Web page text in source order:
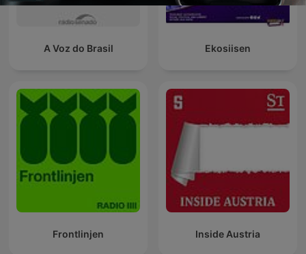
A Voz do Brasil Ekosiisen
Frontlinjen Inside Austria